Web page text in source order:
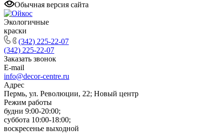
Обычная версия сайта
Экологичные
краски
(342) 225-22-07
(342) 225-22-07
Заказать звонок
E-mail
info@decor-centre.ru
Адрес
Пермь, ул. Революции, 22; Новый центр
Режим работы
будни 9:00-20:00;
суббота 10:00-18:00;
воскресенье выходной